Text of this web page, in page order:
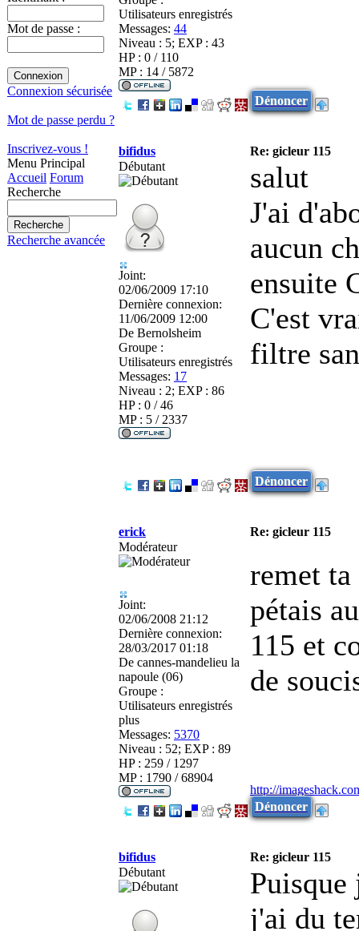
Mot de passe :
Connexion sécurisée
Mot de passe perdu ?
Inscrivez-vous !
Menu Principal
Accueil Forum
Recherche
Recherche avancée
Utilisateurs enregistrés
Messages: 44
Niveau : 5; EXP : 43
HP : 0 / 110
MP : 14 / 5872
Dénoncer
bifidus
Re: gicleur 115
Débutant
Joint:
02/06/2009 17:10
Dernière connexion:
11/06/2009 12:00
De Bernolsheim
Groupe :
Utilisateurs enregistrés
Messages: 17
Niveau : 2; EXP : 86
HP : 0 / 46
MP : 5 / 2337
salut
J'ai
aucun
ensuite
C'est
filtre
Dénoncer
erick
Re: gicleur 115
Modérateur
Joint:
02/06/2008 21:12
Dernière connexion:
28/03/2017 01:18
De cannes-mandelieu la
napoule (06)
Groupe :
Utilisateurs enregistrés
plus
Messages: 5370
Niveau : 52; EXP : 89
HP : 259 / 1297
MP : 1790 / 68904
remet
pétais
115 et
de
http://
Dénoncer
bifidus
Re: gicleur 115
Débutant
Puisque
j'ai du